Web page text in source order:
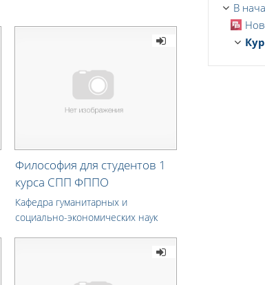
Философия для студентов 1
курса СПП ФППО
Кафедра гуманитарных и
социально-экономических наук
В